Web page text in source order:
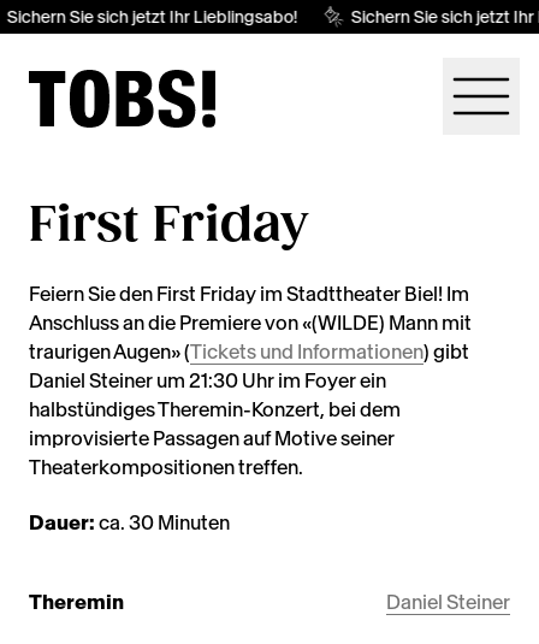
Sichern Sie sich jetzt Ihr Lieblingsabo! Sichern Sie sich jetzt
First Friday
Feiern Sie den First Friday im Stadttheater Biel! Im
Anschluss an die Premiere von «(WILDE) Mann mit
traurigen Augen» (Tickets und Informationen) gibt
Daniel Steiner um 21:30 Uhr im Foyer ein
halbstündiges Theremin-Konzert, bei dem
improvisierte Passagen auf Motive seiner
Theaterkompositionen treffen.
Dauer: ca. 30 Minuten
Theremin Daniel Steiner